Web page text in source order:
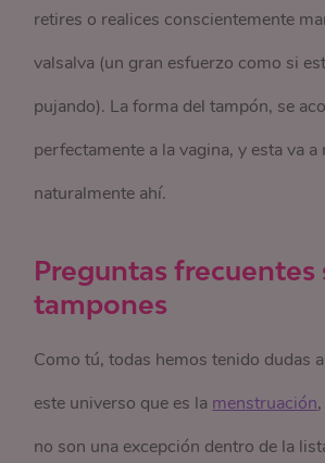
retires o realices conscientemente
valsalva (un gran esfuerzo como si
pujando). La forma del tampón, se
perfectamente a la vagina, y esta va a
naturalmente ahí.
Preguntas frecuentes
tampones
Como tú, todas hemos tenido dudas
este universo que es la menstruación
no son una excepción dentro de la